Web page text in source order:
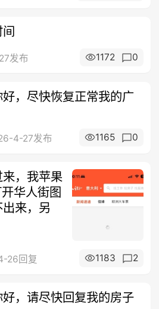
发布 1172 0
，尽快恢复正常我的广
4-27发布 1165 0
，我苹果
华人街图
来，另
26回复 1183 2
，请尽快回复我的房子